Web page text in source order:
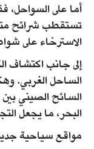
أما على السواحل،
تستقطب شرائح
الاسترخاء على
إلى جانب اكتشاف
الساحل الغربي.
السائح الصيني
البحر، ما يجعل
مواقع سياحية